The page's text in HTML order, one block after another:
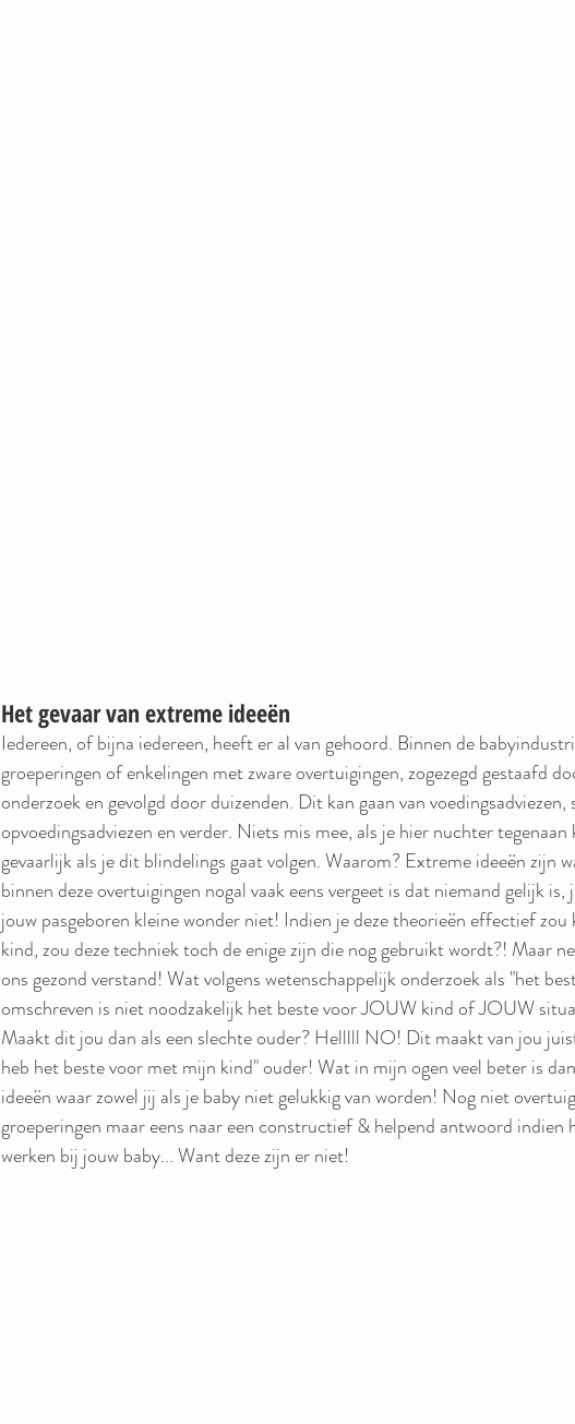
Het gevaar van extreme ideeën
Iedereen, of bijna iedereen, heeft er al van gehoord. Binnen de
groeperingen of enkelingen met zware overtuigingen, zogezegd gestaafd
onderzoek en gevolgd door duizenden. Dit kan gaan van voedingsadviezen,
opvoedingsadviezen en verder. Niets mis mee, als je hier nuchter
gevaarlijk als je dit blindelings gaat volgen. Waarom? Extreme ideeën zijn
binnen deze overtuigingen nogal vaak eens vergeet is dat niemand gelijk
jouw pasgeboren kleine wonder niet! Indien je deze theorieën effectief
kind, zou deze techniek toch de enige zijn die nog gebruikt wordt?! Maar
ons gezond verstand! Wat volgens wetenschappelijk onderzoek als "het
omschreven is niet noodzakelijk het beste voor JOUW kind of JOUW
Maakt dit jou dan als een slechte ouder? Helllll NO! Dit maakt van jou
heb het beste voor met mijn kind" ouder! Wat in mijn ogen veel beter is
ideeën waar zowel jij als je baby niet gelukkig van worden! Nog niet
groeperingen maar eens naar een constructief & helpend antwoord
werken bij jouw baby... Want deze zijn er niet!